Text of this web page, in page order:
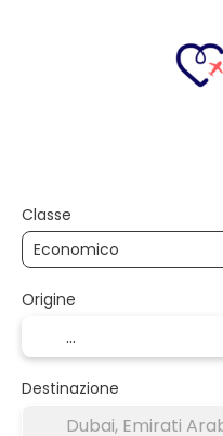
Classe
Origine
Destinazione